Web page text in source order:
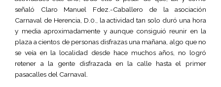
señaló Claro Manuel Fdez.-Caballero de la asociación
Carnaval de Herencia, D.0., la actividad tan solo duró una hora
y media aproximadamente y aunque consiguió reunir en la
plaza a cientos de personas disfrazas una mañana, algo que no
se veía en la localidad desde hace muchos años, no logró
retener a la gente disfrazada en la calle hasta el primer
pasacalles del Carnaval.